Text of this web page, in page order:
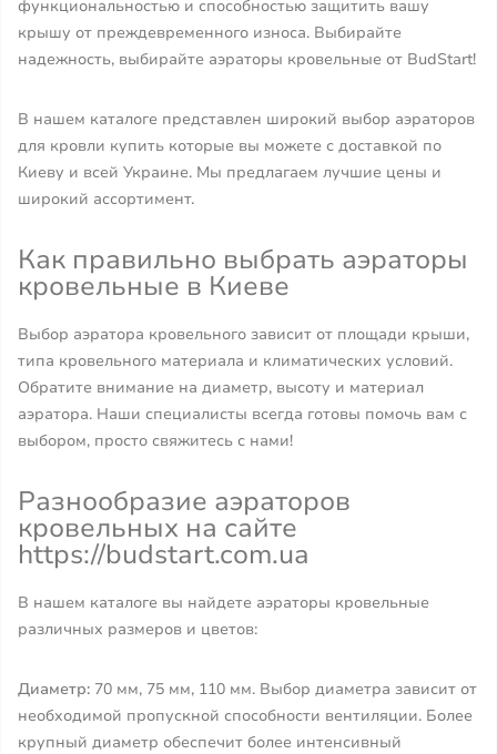
функциональностью и способностью защитить вашу
крышу от преждевременного износа. Выбирайте
надежность, выбирайте аэраторы кровельные от BudStart!
В нашем каталоге представлен широкий выбор аэраторов
для кровли купить которые вы можете с доставкой по
Киеву и всей Украине. Мы предлагаем лучшие цены и
широкий ассортимент.
Как правильно выбрать аэраторы
кровельные в Киеве
Выбор аэратора кровельного зависит от площади крыши,
типа кровельного материала и климатических условий.
Обратите внимание на диаметр, высоту и материал
аэратора. Наши специалисты всегда готовы помочь вам с
выбором, просто свяжитесь с нами!
Разнообразие аэраторов
кровельных на сайте
https://budstart.com.ua
В нашем каталоге вы найдете аэраторы кровельные
различных размеров и цветов:
Диаметр: 70 мм, 75 мм, 110 мм. Выбор диаметра зависит от
необходимой пропускной способности вентиляции. Более
крупный диаметр обеспечит более интенсивный